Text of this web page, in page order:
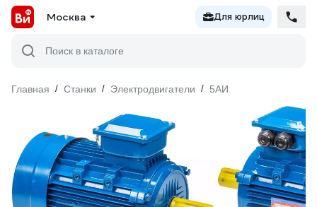
Москва Для юрлиц
Поиск в каталоге
Главная / Станки / Электродвигатели / 5АИ